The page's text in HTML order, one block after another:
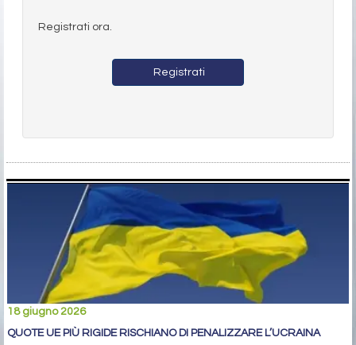
Registrati ora.
Registrati
18 giugno 2026
QUOTE UE PIÙ RIGIDE RISCHIANO DI PENALIZZARE L’UCRAINA